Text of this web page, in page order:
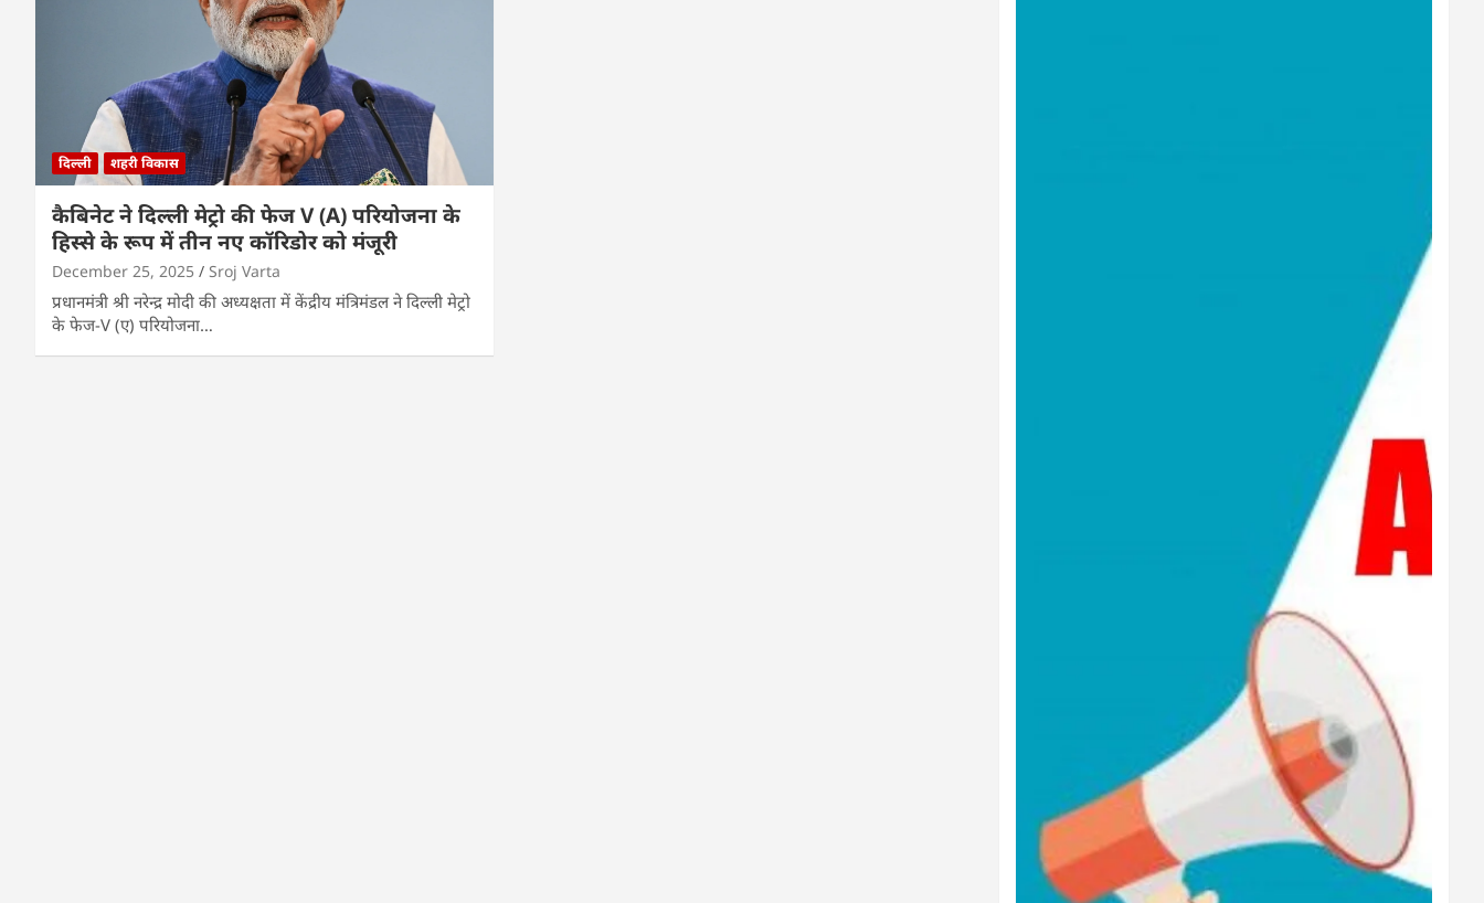
दिल्ली शहरी विकास
कैबिनेट ने दिल्ली मेट्रो की फेज V (A) परियोजना के
हिस्से के रूप में तीन नए कॉरिडोर को मंजूरी
December 25, 2025 Sroj Varta
प्रधानमंत्री श्री नरेन्द्र मोदी की अध्यक्षता में केंद्रीय मंत्रिमंडल ने दिल्ली मेट्रो
के फेज-V (ए) परियोजना…